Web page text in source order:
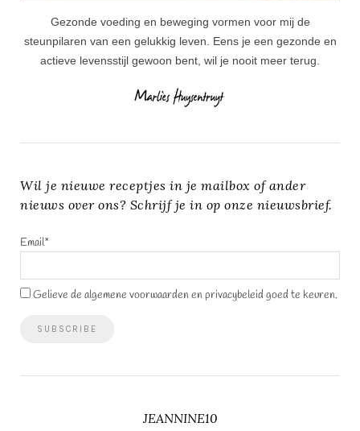
Gezonde voeding en beweging vormen voor mij de
steunpilaren van een gelukkig leven. Eens je een gezonde en
actieve levensstijl gewoon bent, wil je nooit meer terug.
Wil je nieuwe receptjes in je mailbox of ander
nieuws over ons? Schrijf je in op onze nieuwsbrief.
Email*
Gelieve de algemene voorwaarden en privacybeleid goed te keuren.
JEANNINE10